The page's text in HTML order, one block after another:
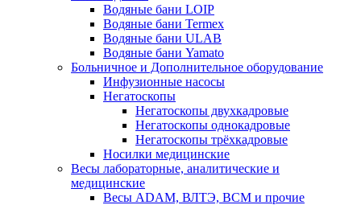
Водяные бани LOIP
Водяные бани Termex
Водяные бани ULAB
Водяные бани Yamato
Больничное и Дополнительное оборудование
Инфузионные насосы
Негатоскопы
Негатоскопы двухкадровые
Негатоскопы однокадровые
Негатоскопы трёхкадровые
Носилки медицинские
Весы лабораторные, аналитические и
медицинские
Весы ADAM, ВЛТЭ, BCM и прочие